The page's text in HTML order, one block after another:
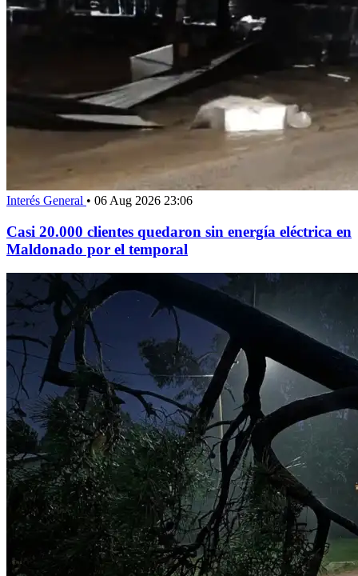
Interés General • 06 Aug 2026 23:06
Casi 20.000 clientes quedaron sin energía eléctrica en
Maldonado por el temporal